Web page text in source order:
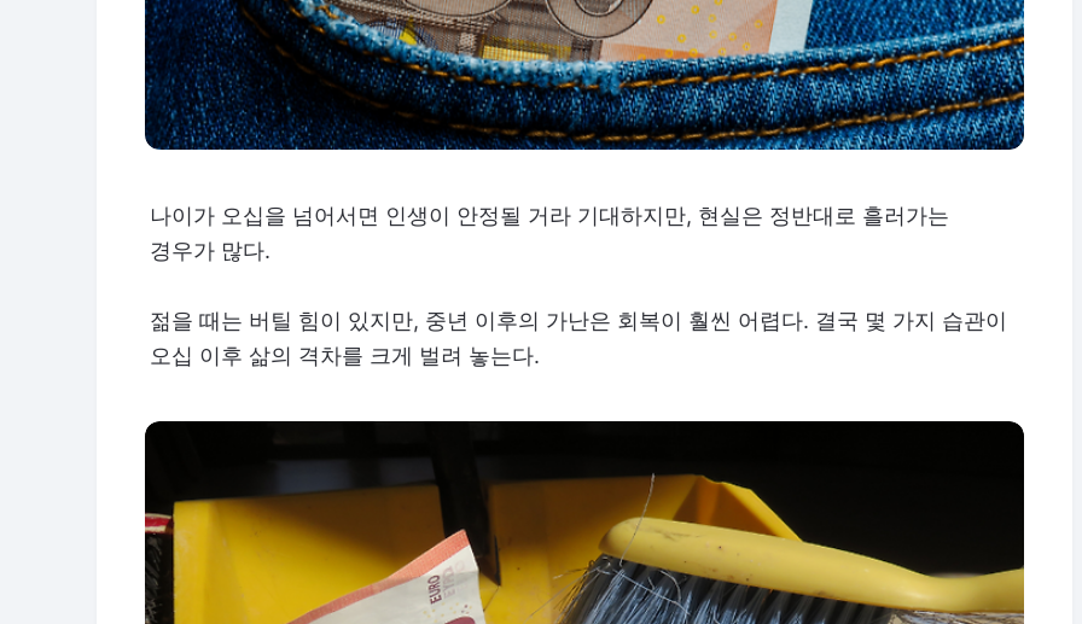
나이가 오십을 넘어서면 인생이 안정될 거라 기대하지만, 현실은 정반대로 흘러가는
경우가 많다.
젊을 때는 버틸 힘이 있지만, 중년 이후의 가난은 회복이 훨씬 어렵다. 결국 몇 가지 습관이
오십 이후 삶의 격차를 크게 벌려 놓는다.